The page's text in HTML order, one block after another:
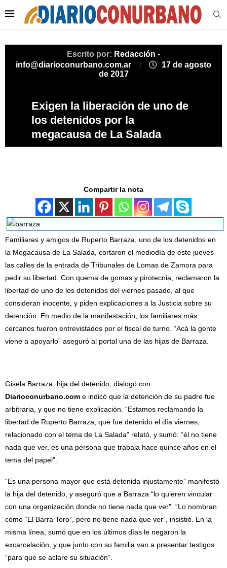
Escrito por: Redacción -
info@diarioconurbano.com.ar
17 de agosto
de 2017
Exigen la liberación de uno de
los detenidos por la
megacausa de La Salada
Compartir la nota
Familiares y amigos de Ruperto Barraza, uno de los detenidos en
la Megacausa de La Salada, cortaron el mediodía de este jueves
las calles de la entrada de Tribunales de Lomas de Zamora para
pedir su libertad. Con quema de gomas y pirotecnia, reclamaron la
libertad de uno de los detenidos del viernes pasado, al que
consideran inocente, y piden explicaciones a la Justicia sobre su
detención. En medio de la manifestación, los familiares más
cercanos fueron entrevistados por el fiscal de turno. “Acá la gente
viene a apoyarlo” aseguró al portal una de las hijas de Barraza.
Gisela Barraza, hija del detenido, dialogó con
Diarioconurbano.com e indicó que la detención de su padre fue
arbitraria, y que no tiene explicación. “Estamos reclamando la
libertad de Ruperto Barraza, que fue detenido el día viernes,
relacionado con el tema de La Salada” relató, y sumó: “él no tiene
nada que ver, es una persona que trabaja hace quince años en el
tema del papel”.
“Es una persona mayor que está detenida injustamente” manifestó
la hija del detenido, y aseguró que a Barraza “lo quieren vincular
con una organización donde no tiene nada que ver”. “Lo nombran
como “El Barra Toro”, pero no tiene nada que ver”, insistió. En la
misma línea, sumó que en los últimos días le negaron la
excarcelación, y que junto con su familia van a presentar testigos
“para que se aclare su situación”.